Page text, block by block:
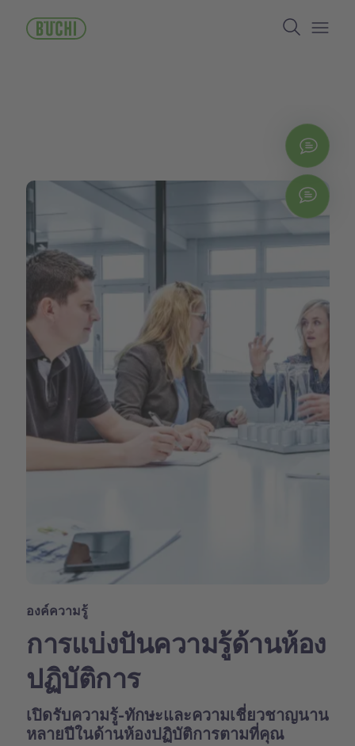
Search
องค์ความรู้
การแบ่งปันความรู้ด้านห้อง
ปฏิบัติการ
เปิดรับความรู้-ทักษะและความเชี่ยวชาญนาน
หลายปีในด้านห้องปฏิบัติการตามที่คุณ